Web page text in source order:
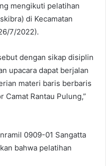
mengikuti pelatihan
di Kecamatan
7/2022).
dengan sikap disiplin
upacara dapat berjalan
materi baris berbaris
Camat Rantau Pulung,”
0909-01 Sangatta
bahwa pelatihan